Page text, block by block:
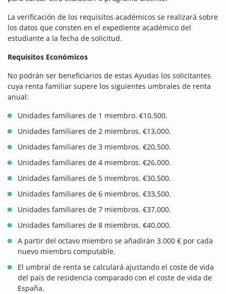
La verificación de los requisitos académicos se realizará sobre
los datos que consten en el expediente académico del
estudiante a la fecha de solicitud.
Requisitos Económicos
No podrán ser beneficiarios de estas Ayudas los solicitantes
cuya renta familiar supere los siguientes umbrales de renta
anual:
Unidades familiares de 1 miembro. €10,500.
Unidades familiares de 2 miembros. €13,000.
Unidades familiares de 3 miembros. €20,500.
Unidades familiares de 4 miembros. €26,000.
Unidades familiares de 5 miembros. €30,500.
Unidades familiares de 6 miembros. €33,500.
Unidades familiares de 7 miembros. €37,000.
Unidades familiares de 8 miembros. €40,000.
A partir del octavo miembro se añadirán 3.000 € por cada
nuevo miembro computable.
El umbral de renta se calculará ajustando el coste de vida
del país de residencia comparado con el coste de vida de
España.